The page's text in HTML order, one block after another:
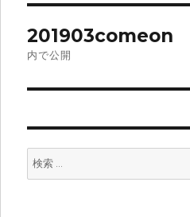
イ
投
稿
ナ
ビ
ゲ
ー
201903comeon
内で公開
検